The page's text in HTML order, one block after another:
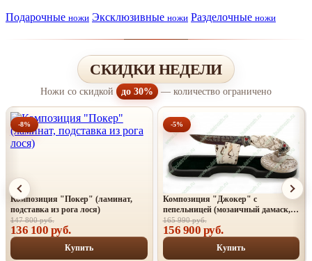
Подарочные ножи Эксклюзивные ножи Разделочные ножи
СКИДКИ НЕДЕЛИ
Ножи со скидкой до 30% — количество ограничено
-8%
Композиция "Покер" (ламинат,
подставка из рога лося)
147 800 руб.
136 100 руб.
Купить
-5%
Композиция "Джокер" с
пепельницей (мозаичный дамаск,
резьба, рог лося, литье)
165 990 руб.
156 900 руб.
Купить